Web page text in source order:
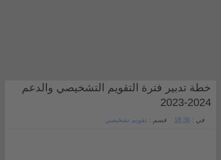
خطة تدبير فترة التقويم التشخيصي والدعم
2024-2023
في : 18:36 قسم : تقويم تشخيصي